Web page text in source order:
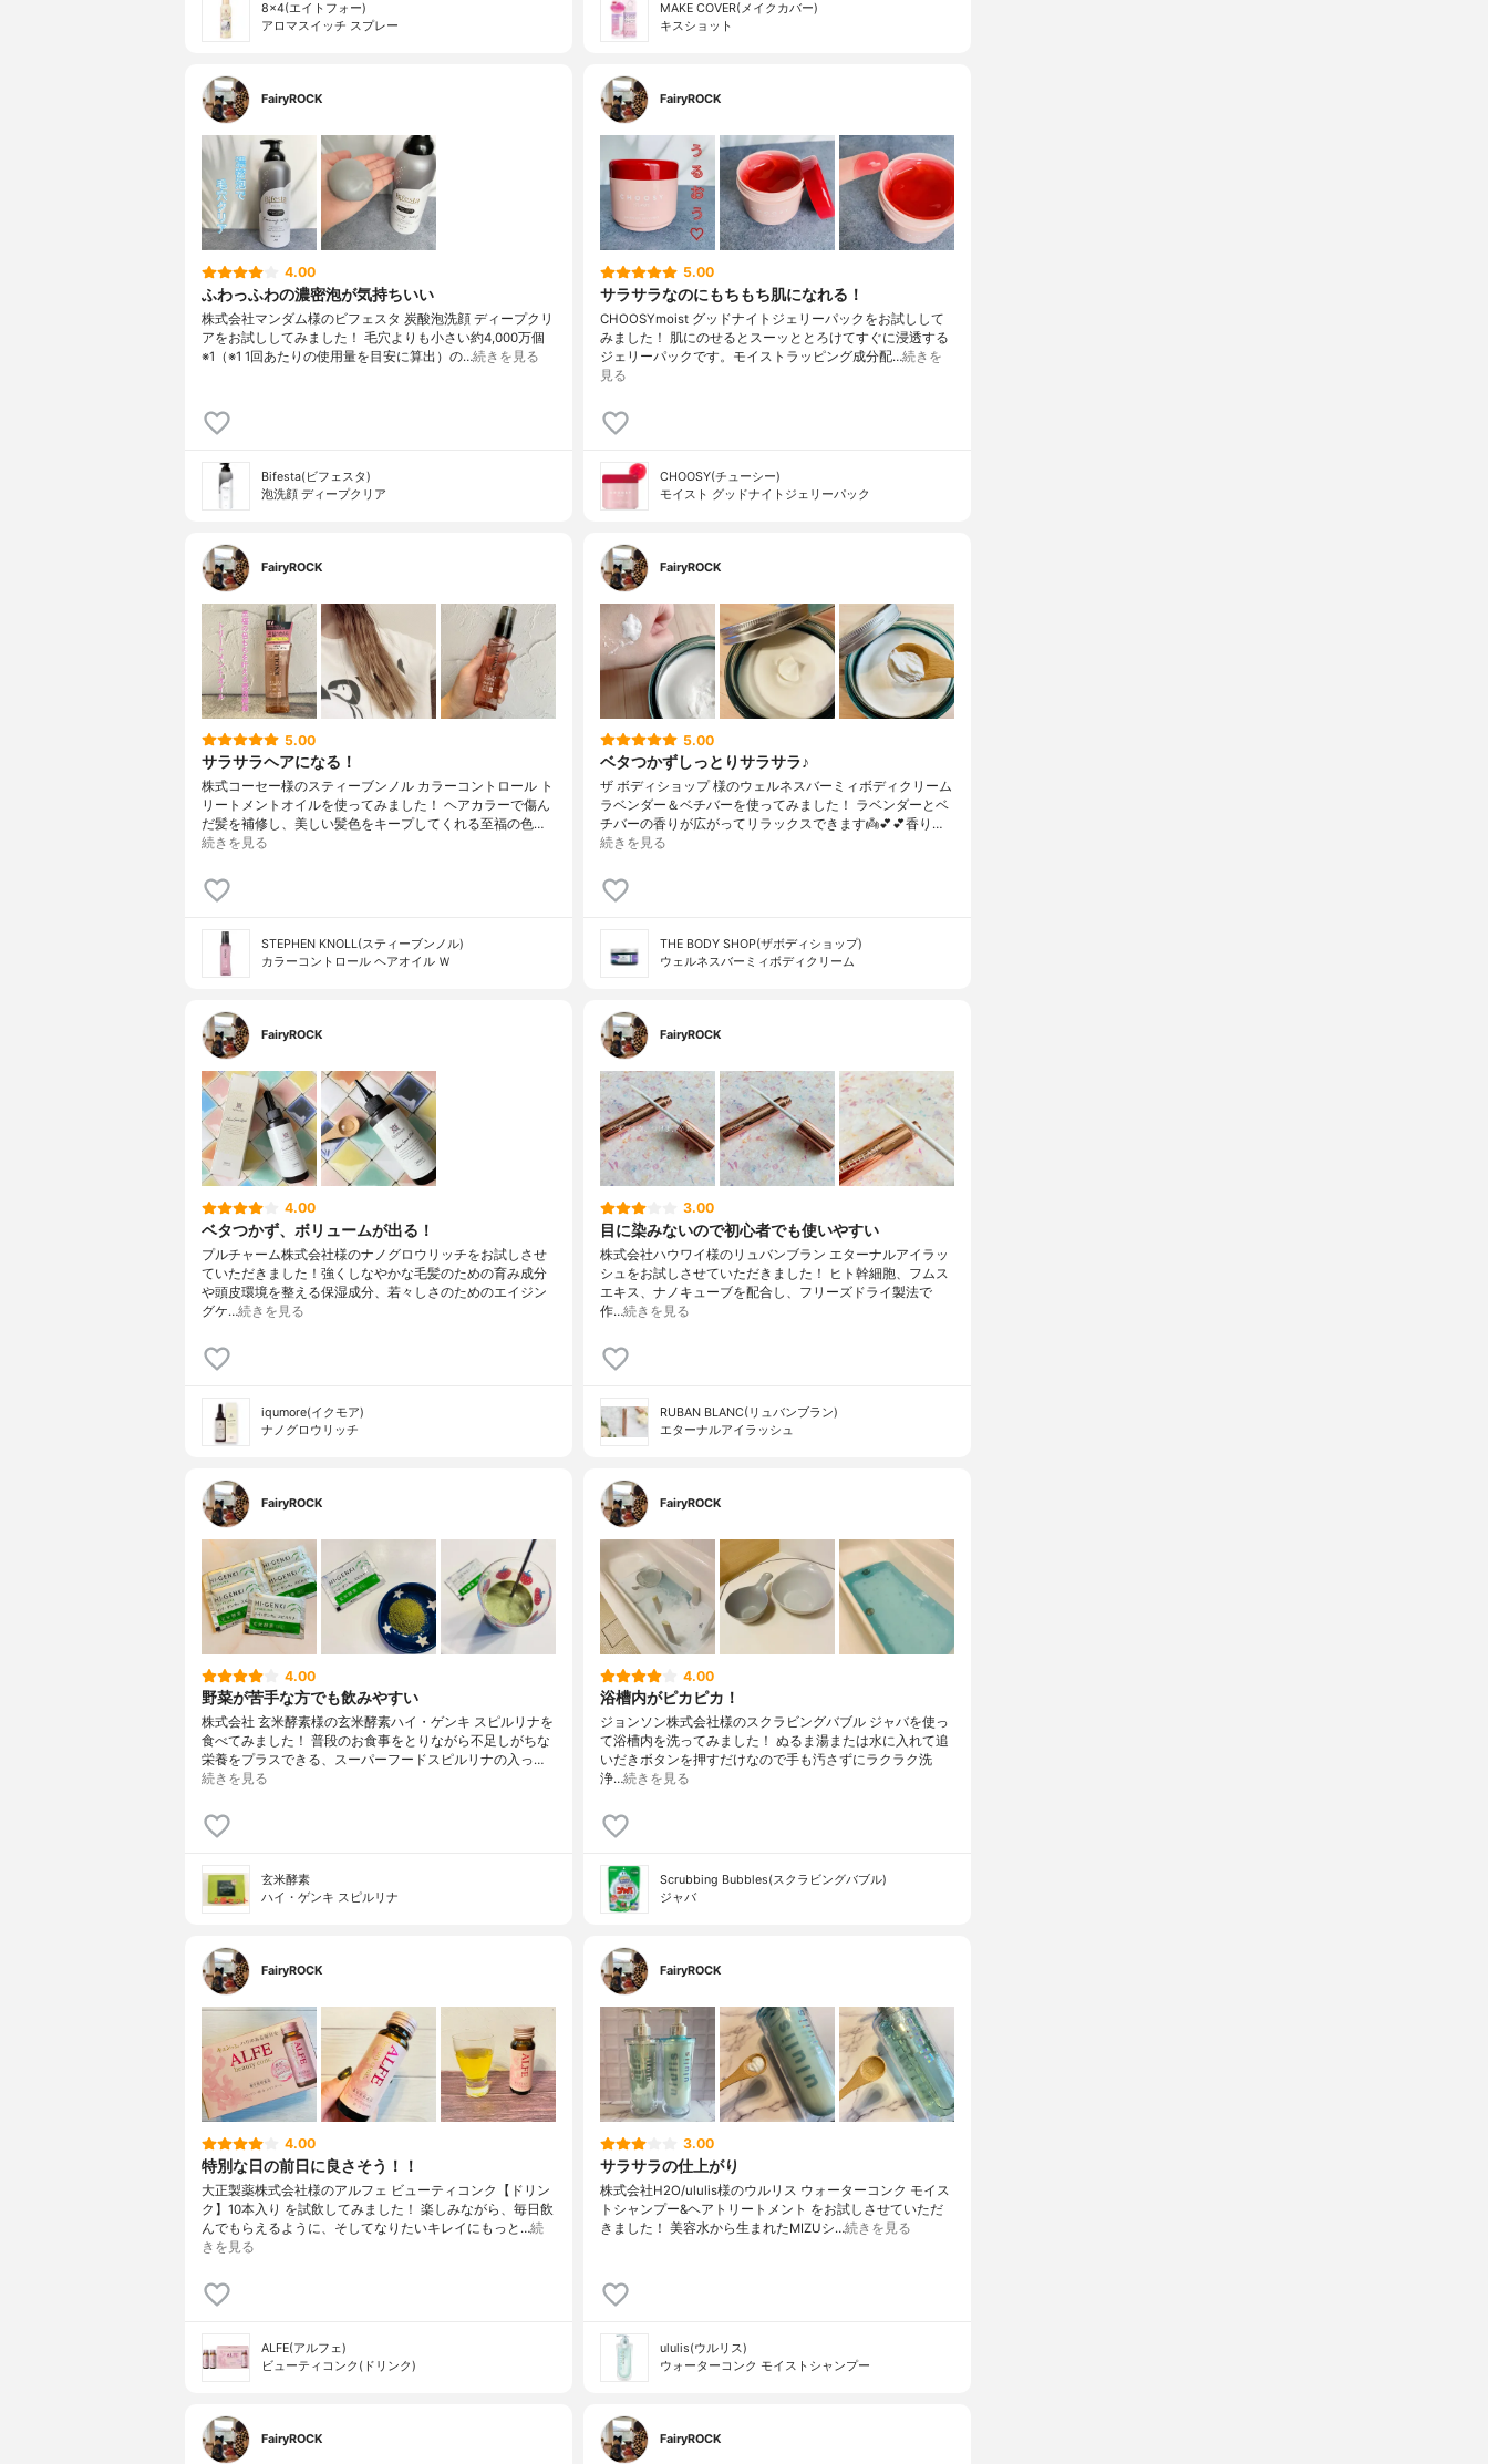
8×4(エイトフォー)
アロマスイッチ スプレー
MAKE COVER(メイクカバー)
キスショット
FairyROCK
4.00
ふわっふわの濃密泡が気持ちいい
株式会社マンダム様のビフェスタ 炭酸泡洗顔 ディープクリ
アをお試ししてみました！ 毛穴よりも小さい約4,000万個
※1（※1 1回あたりの使用量を目安に算出）の…続きを見る
Bifesta(ビフェスタ)
泡洗顔 ディープクリア
FairyROCK
5.00
サラサラなのにもちもち肌になれる！
CHOOSYmoist グッドナイトジェリーパックをお試しして
みました！ 肌にのせるとスーッととろけてすぐに浸透する
ジェリーパックです。モイストラッピング成分配…続きを
見る
CHOOSY(チューシー)
モイスト グッドナイトジェリーパック
FairyROCK
5.00
サラサラヘアになる！
株式コーセー様のスティーブンノル カラーコントロール ト
リートメントオイルを使ってみました！ ヘアカラーで傷ん
だ髪を補修し、美しい髪色をキープしてくれる至福の色…
続きを見る
STEPHEN KNOLL(スティーブンノル)
カラーコントロール ヘアオイル Ｗ
FairyROCK
5.00
ベタつかずしっとりサラサラ♪
ザ ボディショップ 様のウェルネスバーミィボディクリーム
ラベンダー＆ベチバーを使ってみました！ ラベンダーとベ
チバーの香りが広がってリラックスできます👼💕💕香り…
続きを見る
THE BODY SHOP(ザボディショップ)
ウェルネスバーミィボディクリーム
FairyROCK
4.00
ベタつかず、ボリュームが出る！
プルチャーム株式会社様のナノグロウリッチをお試しさせ
ていただきました！強くしなやかな毛髪のための育み成分
や頭皮環境を整える保湿成分、若々しさのためのエイジン
グケ…続きを見る
iqumore(イクモア)
ナノグロウリッチ
FairyROCK
3.00
目に染みないので初心者でも使いやすい
株式会社ハウワイ様のリュバンブラン エターナルアイラッ
シュをお試しさせていただきました！ ヒト幹細胞、フムス
エキス、ナノキューブを配合し、フリーズドライ製法で
作…続きを見る
RUBAN BLANC(リュバンブラン)
エターナルアイラッシュ
FairyROCK
4.00
野菜が苦手な方でも飲みやすい
株式会社 玄米酵素様の玄米酵素ハイ・ゲンキ スピルリナを
食べてみました！ 普段のお食事をとりながら不足しがちな
栄養をプラスできる、スーパーフードスピルリナの入っ…
続きを見る
玄米酵素
ハイ・ゲンキ スピルリナ
FairyROCK
4.00
浴槽内がピカピカ！
ジョンソン株式会社様のスクラビングバブル ジャバを使っ
て浴槽内を洗ってみました！ ぬるま湯または水に入れて追
いだきボタンを押すだけなので手も汚さずにラクラク洗
浄…続きを見る
Scrubbing Bubbles(スクラビングバブル)
ジャバ
FairyROCK
4.00
特別な日の前日に良さそう！！
大正製薬株式会社様のアルフェ ビューティコンク【ドリン
ク】10本入り を試飲してみました！ 楽しみながら、毎日飲
んでもらえるように、そしてなりたいキレイにもっと…続
きを見る
ALFE(アルフェ)
ビューティコンク(ドリンク)
FairyROCK
3.00
サラサラの仕上がり
株式会社H2O/ululis様のウルリス ウォーターコンク モイス
トシャンプー&ヘアトリートメント をお試しさせていただ
きました！ 美容水から生まれたMIZUシ…続きを見る
ululis(ウルリス)
ウォーターコンク モイストシャンプー
FairyROCK FairyROCK